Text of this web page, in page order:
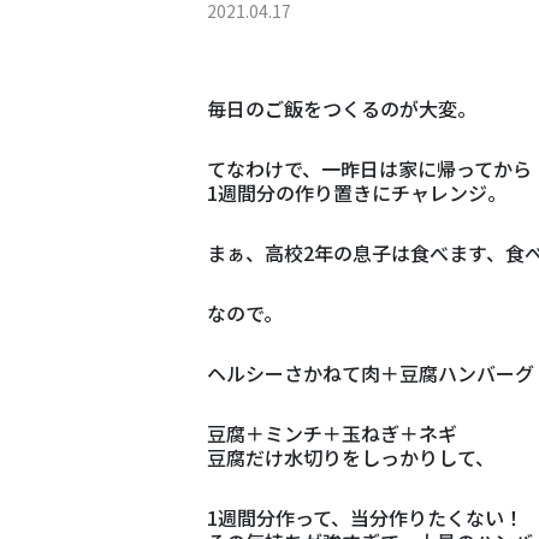
2021.04.17
毎日のご飯をつくるのが大変。
てなわけで、一昨日は家に帰ってから
1週間分の作り置きにチャレンジ。
まぁ、高校2年の息子は食べます、食べ
なので。
ヘルシーさかねて肉＋豆腐ハンバーグ
豆腐＋ミンチ＋玉ねぎ＋ネギ
豆腐だけ水切りをしっかりして、
1週間分作って、当分作りたくない！